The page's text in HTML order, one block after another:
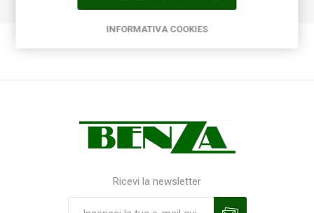
Ricevi la newsletter
INFORMATIVA COOKIES